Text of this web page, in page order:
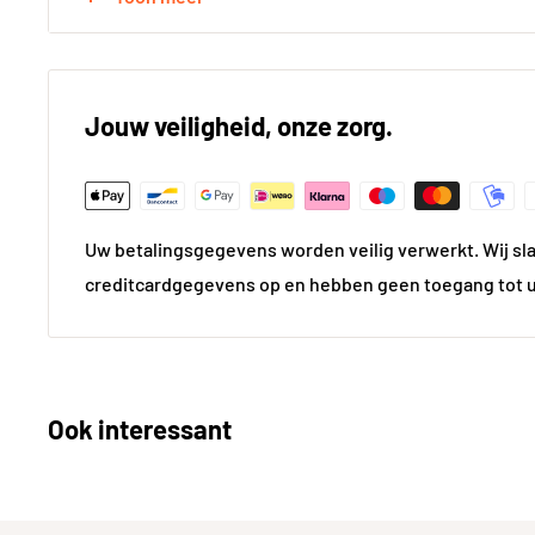
Lengte in cm 5
Kleur gedetailleerd
Vorm
Gewicht 1.85
Inhoud per pak in m²
Jouw veiligheid, onze zorg.
Uw betalingsgegevens worden veilig verwerkt. Wij
creditcardgegevens op en hebben geen toegang tot
Ook interessant